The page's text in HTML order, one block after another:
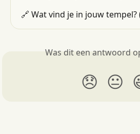
🔗 Wat vind je in jouw
Was dit een antwoord
😞 😐